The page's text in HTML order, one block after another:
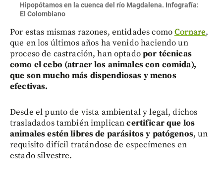
Hipopótamos en la cuenca del río Magdalena. Infografía:
El Colombiano
Por estas mismas razones, entidades comoCornare,
que en los últimos años ha venido haciendo un
proceso de castración, han optadopor técnicas
como el cebo (atraer los animales con comida),
que son mucho más dispendiosas y menos
efectivas.
Desde el punto de vista ambiental y legal, dichos
trasladados también implicancertificar que los
animales estén libres de parásitos y patógenos, un
requisito difícil tratándose de especímenes en
estado silvestre.